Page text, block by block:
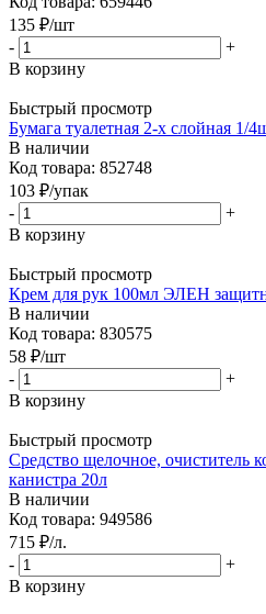
135 ₽/шт
-
+
В корзину
Быстрый просмотр
Бумага туалетная 2-х слойная 1/
В наличии
Код товара: 852748
103 ₽/упак
-
+
В корзину
Быстрый просмотр
Крем для рук 100мл ЭЛЕН
В наличии
Код товара: 830575
58 ₽/шт
-
+
В корзину
Быстрый просмотр
Средство щелочное, очиститель
канистра 20л
В наличии
Код товара: 949586
715 ₽/л.
-
+
В корзину